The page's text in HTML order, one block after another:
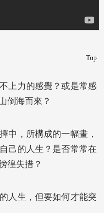
Top
上力的感覺？或是常感
倒海而來？
中，所構成的一幅畫，
己的人生？是否常常在
徨失措？
人生，但要如何才能突